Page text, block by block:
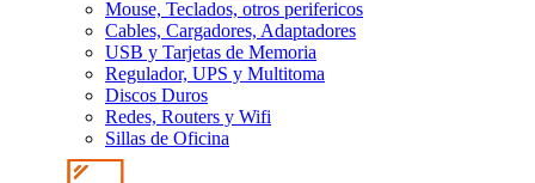
Mouse, Teclados, otros perifericos
Cables, Cargadores, Adaptadores
USB y Tarjetas de Memoria
Regulador, UPS y Multitoma
Discos Duros
Redes, Routers y Wifi
Sillas de Oficina